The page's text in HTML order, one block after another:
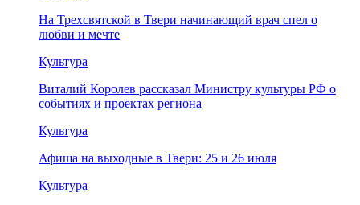
На Трехсвятской в Твери начинающий врач спел о
любви и мечте
Культура
Виталий Королев рассказал Министру культуры РФ о
событиях и проектах региона
Культура
Афиша на выходные в Твери: 25 и 26 июля
Культура